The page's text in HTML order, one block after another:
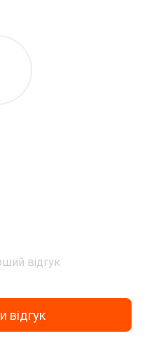
відгук
відгук